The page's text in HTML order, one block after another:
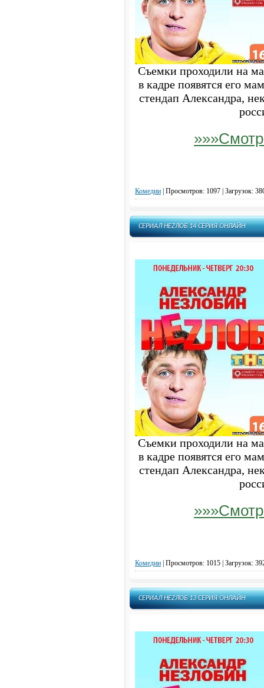
Съемки проходили на
в кадре появятся его
стендап Александра,
Комедии Просмотров: 1097 | Загрузок:
СЕРИАЛ НЕZЛОБ 14 СЕРИЯ ОНЛАЙН
Съемки проходили на
в кадре появятся его
стендап Александра,
Комедии Просмотров: 1015 | Загрузок:
СЕРИАЛ НЕZЛОБ 13 СЕРИЯ ОНЛАЙН